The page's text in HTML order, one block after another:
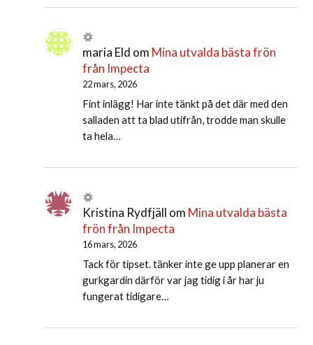
maria Eld om Mina utvalda bästa frön
från Impecta
22 mars, 2026
Fint inlägg! Har inte tänkt på det där med den
salladen att ta blad utifrån, trodde man skulle
ta hela…
Kristina Rydfjäll om Mina utvalda bästa
frön från Impecta
16 mars, 2026
Tack för tipset. tänker inte ge upp planerar en
gurkgardin därför var jag tidig i år har ju
fungerat tidigare…